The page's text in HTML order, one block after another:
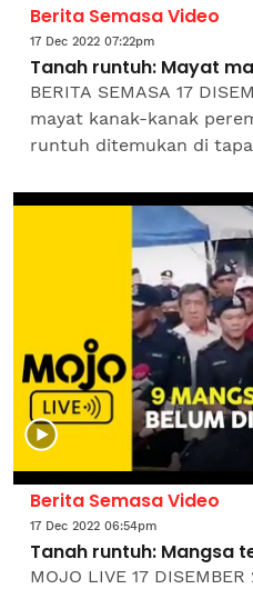
Berita Semasa Video
17 Dec 2022 07:22pm
Tanah runtuh: Mayat
BERITA SEMASA 17
mayat kanak-kanak
runtuh ditemukan di
di sini pada...
Berita Semasa Video
17 Dec 2022 06:54pm
Tanah runtuh: Mangsa
MOJO LIVE 17